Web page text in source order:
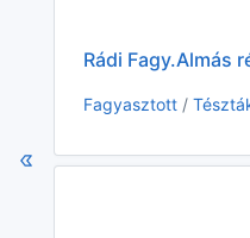
Rádi Fagy.Almás
Fagyasztott/Tészták